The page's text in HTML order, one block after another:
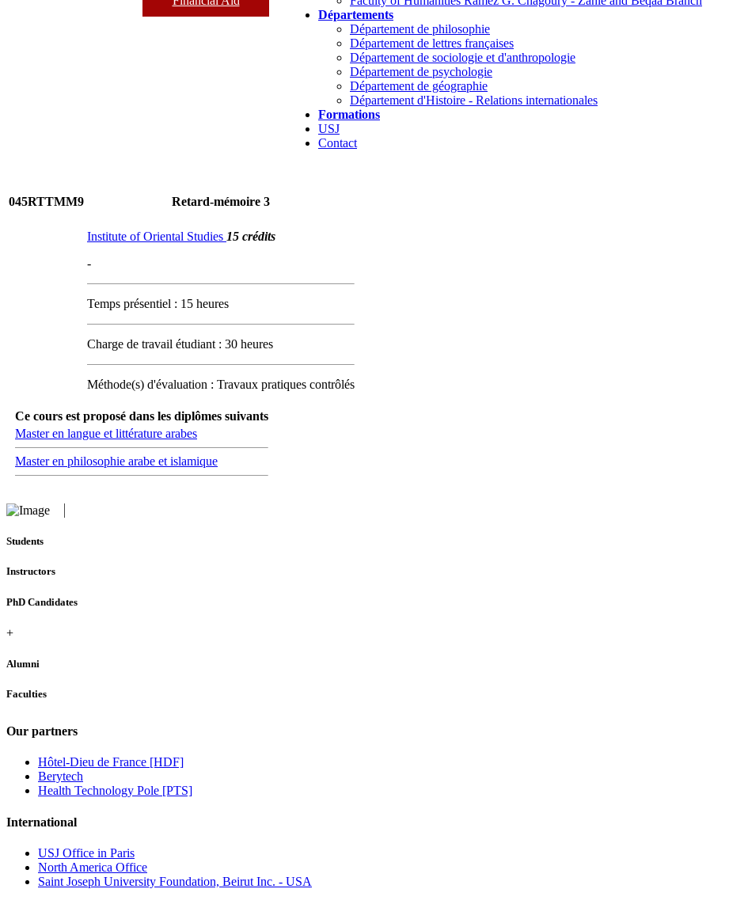
Départements
Département de philosophie
Département de lettres françaises
Département de sociologie et d'anthropologie
Département de psychologie
Département de géographie
Département d'Histoire - Relations internationales
Formations
USJ
Contact
045RTTMM9 Retard-mémoire 3
Institute of Oriental Studies 15 crédits
-
Temps présentiel : 15 heures
Charge de travail étudiant : 30 heures
Méthode(s) d'évaluation : Travaux pratiques contrôlés
Ce cours est proposé dans les diplômes suivants
Master en langue et littérature arabes
Master en philosophie arabe et islamique
Students
Instructors
PhD Candidates
+
Alumni
Faculties
Our partners
Hôtel-Dieu de France [HDF]
Berytech
Health Technology Pole [PTS]
International
USJ Office in Paris
North America Office
Saint Joseph University Foundation, Beirut Inc. - USA